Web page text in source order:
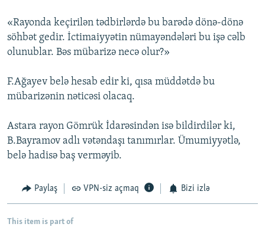
«Rayonda keçirilən tədbirlərdə bu barədə dönə-dönə
söhbət gedir. İctimaiyyətin nümayəndələri bu işə cəlb
olunublar. Bəs mübarizə necə olur?»
F.Ağayev belə hesab edir ki, qısa müddətdə bu
mübarizənin nəticəsi olacaq.
Astara rayon Gömrük İdarəsindən isə bildirdilər ki,
B.Bayramov adlı vətəndaşı tanımırlar. Ümumiyyətlə,
belə hadisə baş verməyib.
Paylaş VPN-siz açmaq Bizi izlə
This item is part of